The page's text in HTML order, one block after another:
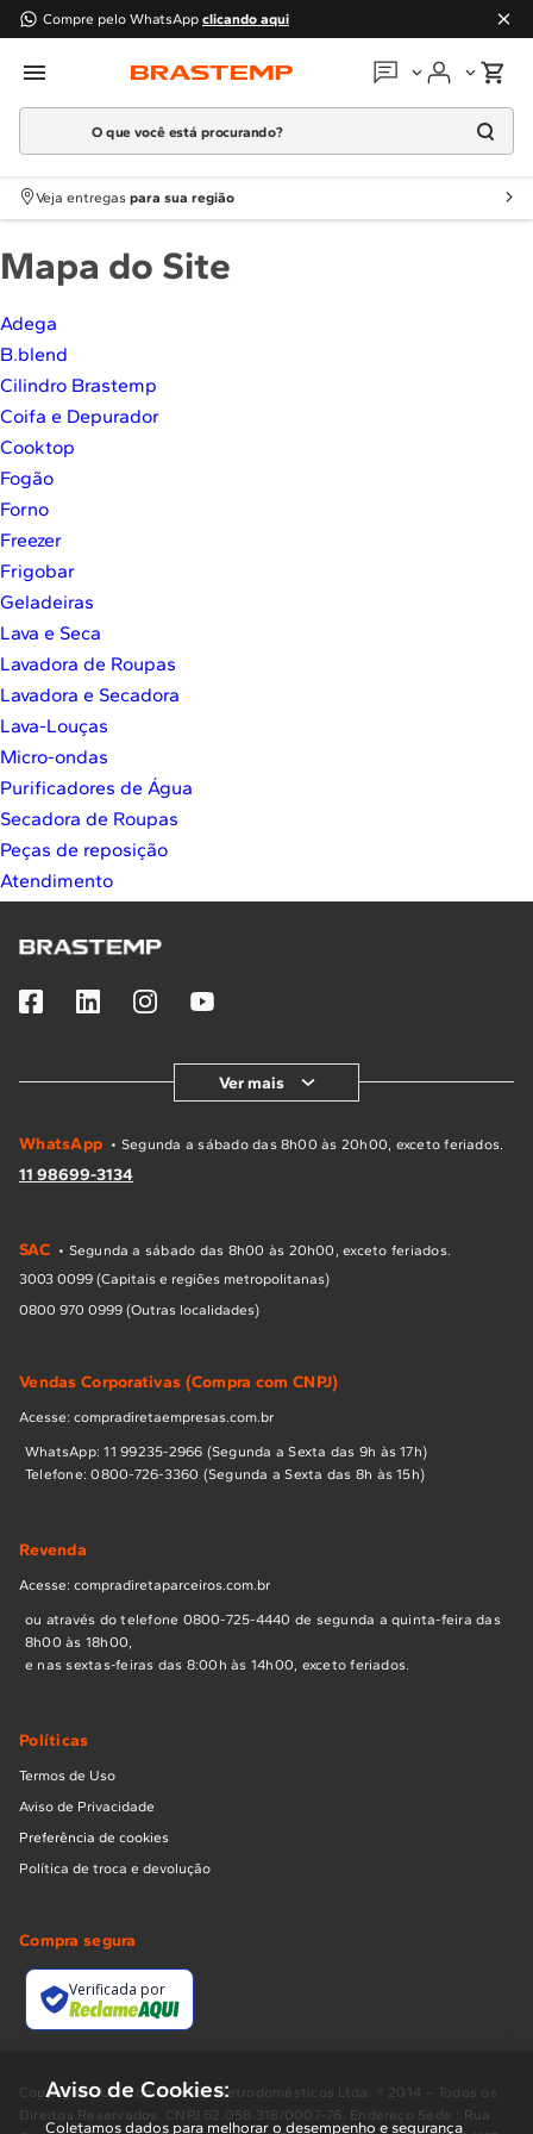
Compre pelo WhatsApp clicando aqui
Em que podemos
O que você está procurando?
Termos mais buscados
1º Geladeira
2 Máquina Lavar
4º
º
7º
8
9
10º
Veja entregas para sua região
Mapa do Site
Adega
B.blend
Cilindro Brastemp
Coifa e Depurador
Cooktop
Fogão
Forno
Freezer
Frigobar
Geladeiras
Lava e Seca
Lavadora de Roupas
Lavadora e Secadora
Lava-Louças
Micro-ondas
Purificadores de Água
Secadora de Roupas
Peças de reposição
Atendimento
Ver mais
WhatsApp • Segunda a sábado das 8h00 às 20h00, exceto feriados.
11 98699-3134
SAC • Segunda a sábado das 8h00 às 20h00, exceto feriados.
3003 0099 (Capitais e regiões metropolitanas)
0800 970 0999 (Outras localidades)
Vendas Corporativas (Compra com CNPJ)
Acesse: compradiretaempresas.com.br
WhatsApp: 11 99235-2966 (Segunda a Sexta das 9h às 17h)
Telefone: 0800-726-3360 (Segunda a Sexta das 8h às 15h)
Revenda
Acesse: compradiretaparceiros.com.br
ou através do telefone 0800-725-4440 de segunda a quinta-feira das
8h00 às 18h00,
e nas sextas-feiras das 8:00h às 14h00, exceto feriados.
Políticas
Termos de Uso
Aviso de Privacidade
Preferência de cookies
Política de troca e devolução
Compra segura
Verificada por
Copyright BUD Comércio de Eletrodomésticos Ltda. ® 2014 – Todos os
Direitos Reservados. CNPJ 62.058.318/0007-76. Endereço Sede : Rua
Aviso de Cookies:
Coletamos dados para melhorar o desempenho e segurança